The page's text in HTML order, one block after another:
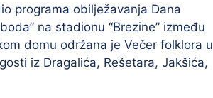
programa obilježavanja Dana
na stadionu “Brezine” između
domu održana je Večer folklora u
iz Dragalića, Rešetara, Jakšića,